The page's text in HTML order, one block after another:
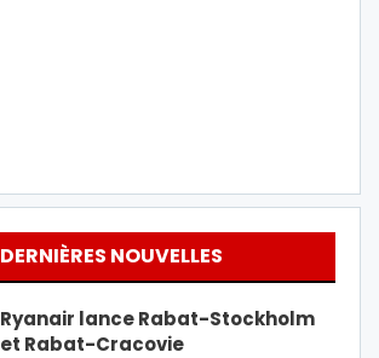
DERNIÈRES NOUVELLES
Ryanair lance Rabat-Stockholm
et Rabat-Cracovie